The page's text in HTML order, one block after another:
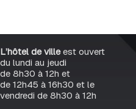
L’hôtel de villeest ouvert
du lundi au jeudi
de 8h30 à 12h et
de 12h45 à 16h30 et le
vendredi de 8h30 à 12h